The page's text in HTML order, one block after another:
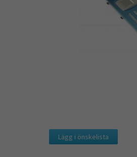
Lägg i önskelista